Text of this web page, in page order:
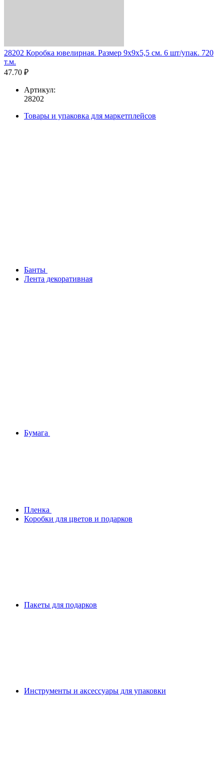
28202 Коробка ювелирная. Размер 9x9x5,5 см. 6 шт/упак. 720
т.м.
47.70 ₽
Артикул:
28202
Товары и упаковка для маркетплейсов
Банты
Лента декоративная
Бумага
Плeнка
Коробки для цветов и подарков
Пакеты для подарков
Инструменты и аксессуары для упаковки